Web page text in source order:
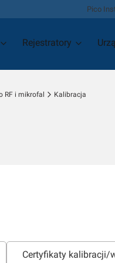
Pico
Rejestratory
RF i mikrofal Kalibracja
Certyfikaty kalibracji/